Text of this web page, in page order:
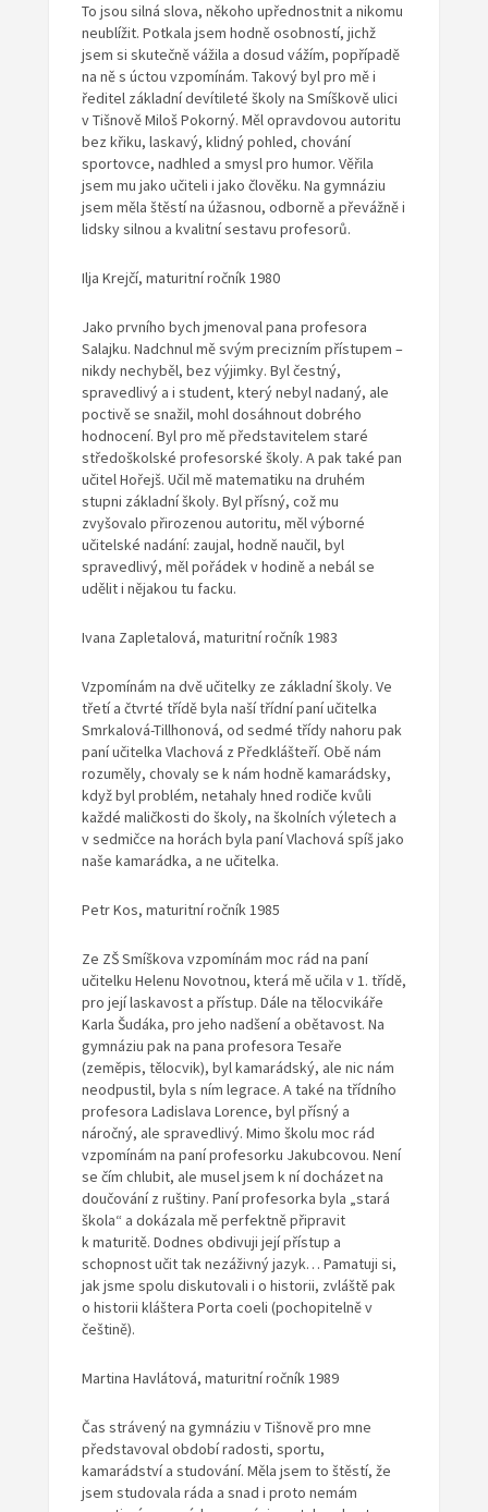
To jsou silná slova, někoho upřednostnit a nikomu
neublížit. Potkala jsem hodně osobností, jichž
jsem si skutečně vážila a dosud vážím, popřípadě
na ně s úctou vzpomínám. Takový byl pro mě i
ředitel základní devítileté školy na Smíškově ulici
v Tišnově Miloš Pokorný. Měl opravdovou autoritu
bez křiku, laskavý, klidný pohled, chování
sportovce, nadhled a smysl pro humor. Věřila
jsem mu jako učiteli i jako člověku. Na gymnáziu
jsem měla štěstí na úžasnou, odborně a převážně i
lidsky silnou a kvalitní sestavu profesorů.
Ilja Krejčí, maturitní ročník 1980
Jako prvního bych jmenoval pana profesora
Salajku. Nadchnul mě svým precizním přístupem –
nikdy nechyběl, bez výjimky. Byl čestný,
spravedlivý a i student, který nebyl nadaný, ale
poctivě se snažil, mohl dosáhnout dobrého
hodnocení. Byl pro mě představitelem staré
středoškolské profesorské školy. A pak také pan
učitel Hořejš. Učil mě matematiku na druhém
stupni základní školy. Byl přísný, což mu
zvyšovalo přirozenou autoritu, měl výborné
učitelské nadání: zaujal, hodně naučil, byl
spravedlivý, měl pořádek v hodině a nebál se
udělit i nějakou tu facku.
Ivana Zapletalová, maturitní ročník 1983
Vzpomínám na dvě učitelky ze základní školy. Ve
třetí a čtvrté třídě byla naší třídní paní učitelka
Smrkalová-Tillhonová, od sedmé třídy nahoru pak
paní učitelka Vlachová z Předklášteří. Obě nám
rozuměly, chovaly se k nám hodně kamarádsky,
když byl problém, netahaly hned rodiče kvůli
každé maličkosti do školy, na školních výletech a
v sedmičce na horách byla paní Vlachová spíš jako
naše kamarádka, a ne učitelka.
Petr Kos, maturitní ročník 1985
Ze ZŠ Smíškova vzpomínám moc rád na paní
učitelku Helenu Novotnou, která mě učila v 1. třídě,
pro její laskavost a přístup. Dále na tělocvikáře
Karla Šudáka, pro jeho nadšení a obětavost. Na
gymnáziu pak na pana profesora Tesaře
(zeměpis, tělocvik), byl kamarádský, ale nic nám
neodpustil, byla s ním legrace. A také na třídního
profesora Ladislava Lorence, byl přísný a
náročný, ale spravedlivý. Mimo školu moc rád
vzpomínám na paní profesorku Jakubcovou. Není
se čím chlubit, ale musel jsem k ní docházet na
doučování z ruštiny. Paní profesorka byla „stará
škola“ a dokázala mě perfektně připravit
k maturitě. Dodnes obdivuji její přístup a
schopnost učit tak nezáživný jazyk… Pamatuji si,
jak jsme spolu diskutovali i o historii, zvláště pak
o historii kláštera Porta coeli (pochopitelně v
češtině).
Martina Havlátová, maturitní ročník 1989
Čas strávený na gymnáziu v Tišnově pro mne
představoval období radosti, sportu,
kamarádství a studování. Měla jsem to štěstí, že
jsem studovala ráda a snad i proto nemám